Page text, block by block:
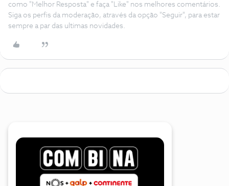
como "Melhor Resposta" e faça "Like" nos melhores comentários.
Siga os perfis da moderação, através da opção "Seguir", para estar
sempre a par das ultimas novidades.